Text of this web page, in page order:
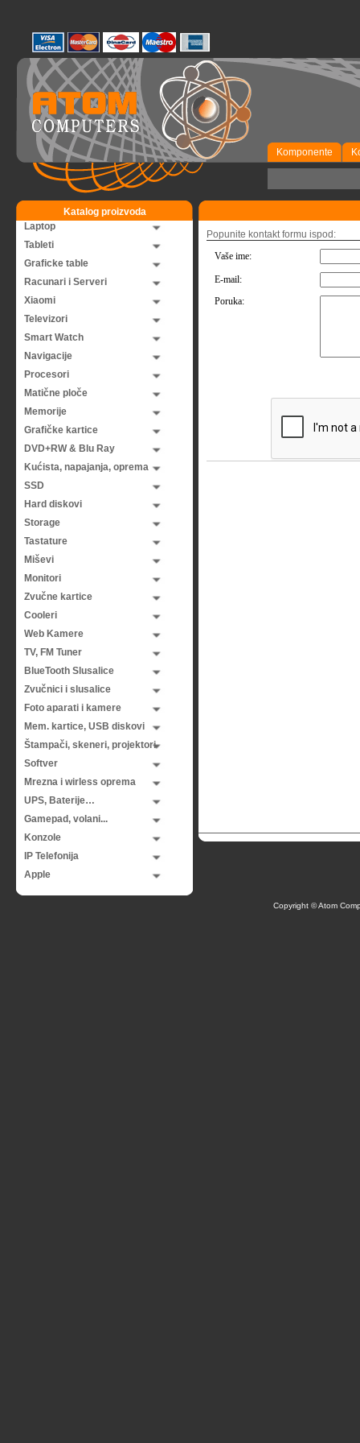
Komponente
Katalog proizvoda
Laptop
Tableti
Graficke table
Racunari i Serveri
Xiaomi
Televizori
Smart Watch
Navigacije
Procesori
Matične ploče
Memorije
Grafičke kartice
DVD+RW & Blu Ray
Kućista, napajanja, oprema
SSD
Hard diskovi
Storage
Tastature
Miševi
Monitori
Zvučne kartice
Cooleri
Web Kamere
TV, FM Tuner
BlueTooth Slusalice
Zvučnici i slusalice
Foto aparati i kamere
Mem. kartice, USB diskovi
Štampači, skeneri, projektori
Softver
Mrezna i wirless oprema
UPS, Baterije…
Gamepad, volani...
Konzole
IP Telefonija
Apple
Popunite kontakt formu ispod:
Vaše ime:
E-mail:
Poruka:
Copyright © Atom